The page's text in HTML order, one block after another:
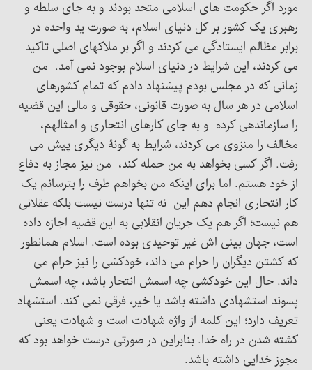
مورد اگر حکومت های اسلامی متحد بودند و به جای سلطه و
رهبری یک کشور بر کل دنیای اسلام، به صورت ید واحده در
برابر مظالم ایستادگی می کردند و اگر بر ملاکهای اصلی تاکید
می کردند، این شرایط در دنیای اسلام بوجود نمی آمد. من
زمانی که در مجلس بودم پیشنهاد دادم که تمام کشورهای
اسلامی در هر سال به صورت قانونی، حقوقی و مالی این قضیه
را سازماندهی کرده و به جای کارهای انتحاری و امثالهم،
مخالف را منزوی می کردند، شرایط به گونۀ دیگری پیش می
رفت. اگر کسی بخواهد به من حمله کند، من نیز مجاز به دفاع
از خود هستم. اما برای اینکه من بخواهم طرف را بترسانم یک
کار انتحاری انجام دهم این نه تنها درست نیست بلکه عقلانی
هم نیست؛ اگر هم یک جریان انقلابی به این قضیه اجازه داده
است، جهان بینی اش غیر توحیدی بوده است. اسلام همانطور
که کشتن دیگران را حرام می داند، خودکشی را نیز حرام می
داند. حال این خودکشی چه اسمش انتحار باشد، چه اسمش
پسوند استشهادی داشته باشد یا خیر، فرقی نمی کند. استشهاد
تعریف دارد؛ این کلمه از واژه شهادت است و شهادت یعنی
کشته شدن در راه خدا. بنابراین در صورتی درست خواهد بود که
مجوز خدایی داشته باشد.